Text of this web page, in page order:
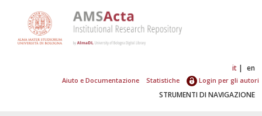
it en
Aiuto e Documentazione Statistiche Login per gli autori
STRUMENTI DI NAVIGAZIONE